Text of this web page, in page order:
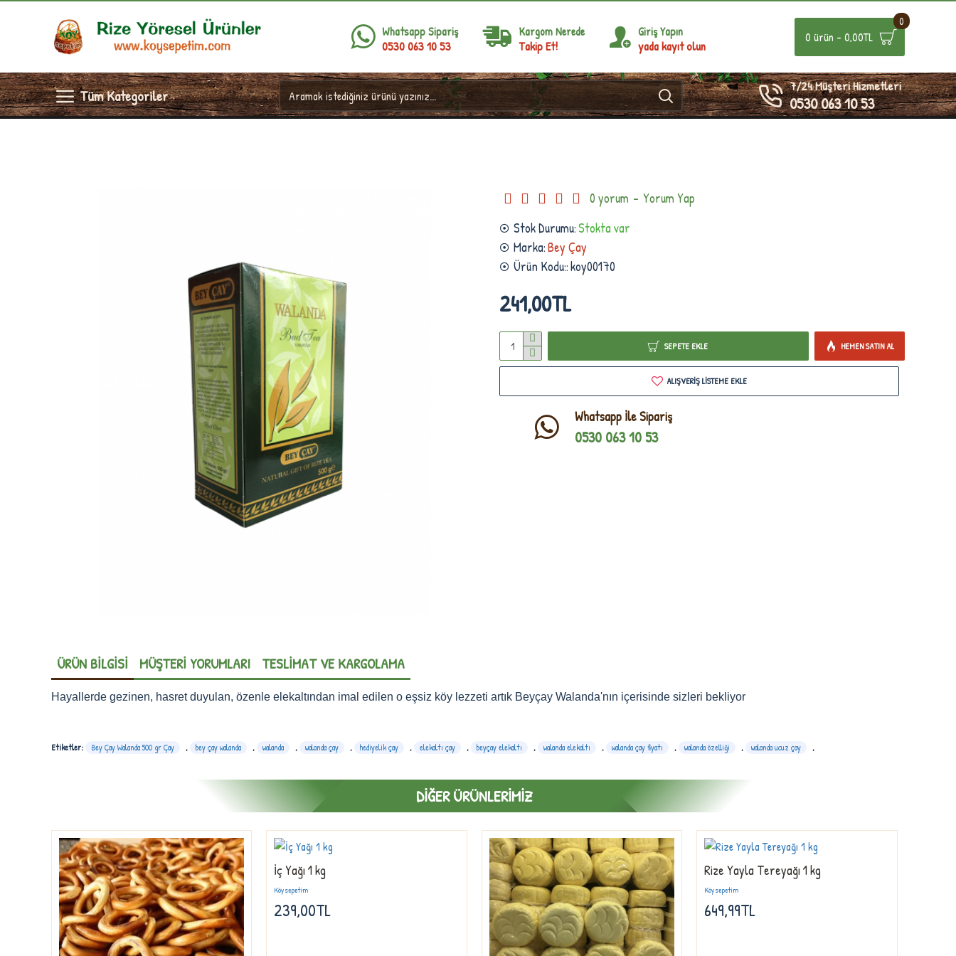
Whatsapp Sipariş
0530 063 10 53
Kargom Nerede
Takip Et!
Giriş Yapın
yada kayıt olun
0 ürün - 0,00TL
0
Tüm Kategoriler
7/24 Müşteri Hizmetleri
0530 063 10 53
Stok Durumu:Stokta var
Marka:Bey Çay
Ürün Kodu::koy00170
0 yorum - Yorum Yap
241,00TL
SEPETE EKLE HEMEN SATIN AL
ALIŞVERIŞ LISTEME EKLE
Whatsapp İle Sipariş
0530 063 10 53
ÜRÜN BILGISI MÜŞTERI YORUMLARI TESLIMAT VE KARGOLAMA
Hayallerde gezinen, hasret duyulan, özenle elekaltından imal edilen o eşsiz köy lezzeti artık Beyçay Walanda'nın içerisinde sizleri bekliyor
Etiketler: Bey Çay Walanda 500 gr Çay , bey çay walanda , walanda , walanda çay , hediyelik çay , elekaltı çay , beyçay elekaltı , walanda elekaltı , walanda çay fiyatı , walanda özelliği , walanda ucuz çay ,
DIĞER ÜRÜNLERIMIZ
Köysepetim
İç Yağı 1 kg
239,00TL
Köysepetim
Rize Yayla Tereyağı 1 kg
649,99TL